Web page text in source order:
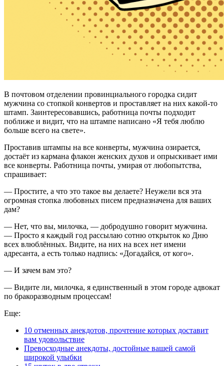
В почтовом отделении провинциального городка сидит
мужчина со стопкой конвертов и проставляет на них какой-то
штамп. Заинтересовавшись, работница почты подходит
поближе и видит, что на штампе написано «Я тебя люблю
больше всего на свете».
Проставив штампы на все конверты, мужчина озирается,
достаёт из кармана флакон женских духов и опрыскивает ими
все конверты. Работница почты, умирая от любопытства,
спрашивает:
— Простите, а что это такое вы делаете? Неужели вся эта
огромная стопка любовных писем предназначена для ваших
дам?
— Нет, что вы, милочка, — добродушно говорит мужчина.
— Просто я каждый год рассылаю сотню открыток ко Дню
всех влюблённых. Видите, на них на всех нет имени
адресанта, а есть только надпись: «Догадайся, от кого».
— И зачем вам это?
— Видите ли, милочка, я единственный в этом городе адвокат
по бракоразводным процессам!
Еще:
10 отменных анекдотов, прочтение которых доставит
вам удовольствие
Превосходные анекдоты, достойные вашей самой
широкой улыбки